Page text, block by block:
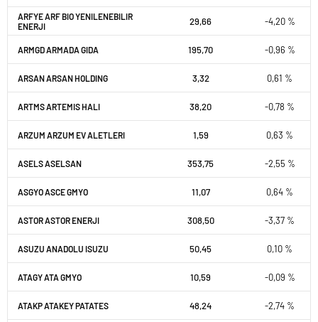
ARFYE ARF BIO YENILENEBILIR
ENERJI
29,66 -4,20 %
ARMGD ARMADA GIDA 195,70 -0,96 %
ARSAN ARSAN HOLDING 3,32 0,61 %
ARTMS ARTEMIS HALI 38,20 -0,78 %
ARZUM ARZUM EV ALETLERI 1,59 0,63 %
ASELS ASELSAN 353,75 -2,55 %
ASGYO ASCE GMYO 11,07 0,64 %
ASTOR ASTOR ENERJI 308,50 -3,37 %
ASUZU ANADOLU ISUZU 50,45 0,10 %
ATAGY ATA GMYO 10,59 -0,09 %
ATAKP ATAKEY PATATES 48,24 -2,74 %